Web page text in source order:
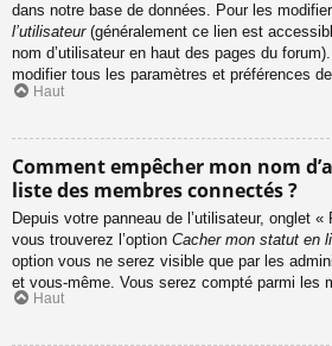
dans notre base de données. Pour les
l’utilisateur(généralement ce lien est
nom d’utilisateur en haut des pages du
modifier tous les paramètres et préférences
Haut
Comment empêcher mon nom
liste des membres connectés ?
Depuis votre panneau de l’utilisateur, onglet «
vous trouverez l’option Cacher mon statut en
option vous ne serez visible que par les
et vous-même. Vous serez compté parmi les
Haut